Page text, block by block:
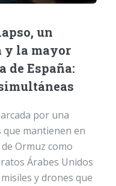
un
y la mayor
de España:
por una
que mantienen en
Ormuz como
Árabes Unidos
y drones que